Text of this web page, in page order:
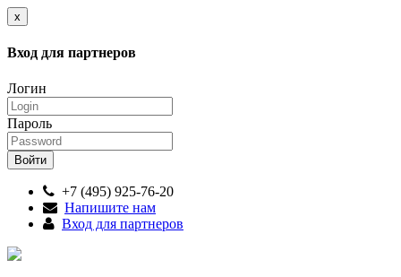
x
Вход для партнеров
Логин
Пароль
+7 (495) 925-76-20
Напишите нам
Вход для партнеров